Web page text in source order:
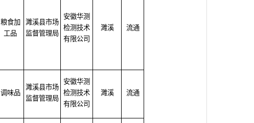
粮食加
工品
濉溪县市场
监督管理局
安徽华测
检测技术
有限公司
濉溪 流通
调味品
濉溪县市场
监督管理局
安徽华测
检测技术
有限公司
濉溪 流通